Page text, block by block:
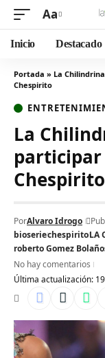
Aa
Inicio Destacado
Portada » La
Chespirito
La
participar
Chespirito
Última actualización:
PorAlvaro Idrogo
bioseriechespiritoLA
roberto Gomez
No hay comentarios